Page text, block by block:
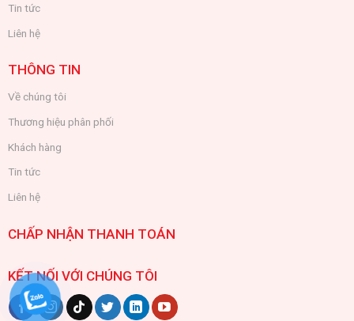
Tin tức
Liên hệ
THÔNG TIN
Về chúng tôi
Thương hiệu phân phối
Khách hàng
Tin tức
Liên hệ
CHẤP NHẬN THANH TOÁN
KẾT NỐI VỚI CHÚNG TÔI